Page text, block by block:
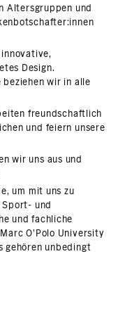
Altersgruppen und
Design.
wir in alle
freundschaftlich
und feiern unsere
wir uns aus und
um mit uns zu
und
und fachliche
O’Polo University
gehören unbedingt